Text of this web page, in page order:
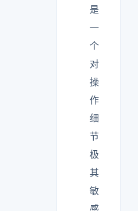
是
一
个
对
操
作
细
节
极
其
敏
感